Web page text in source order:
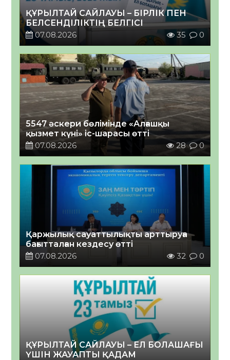
ҚҰРЫЛТАЙ САЙЛАУЫ – БІРЛІК ПЕН
БЕЛСЕНДІЛІКТІҢ БЕЛГІСІ
07.08.2026
35 0
5547 әскери бөлімінде «Алғашқы
қызмет күні» іс-шарасы өтті
07.08.2026
28 0
Қаржылық сауаттылықты арттыруға
бағытталған кездесу өтті
07.08.2026
32 0
ҚҰРЫЛТАЙ САЙЛАУЫ – ЕЛ БОЛАШАҒЫ
ҮШІН ЖАУАПТЫ ҚАДАМ